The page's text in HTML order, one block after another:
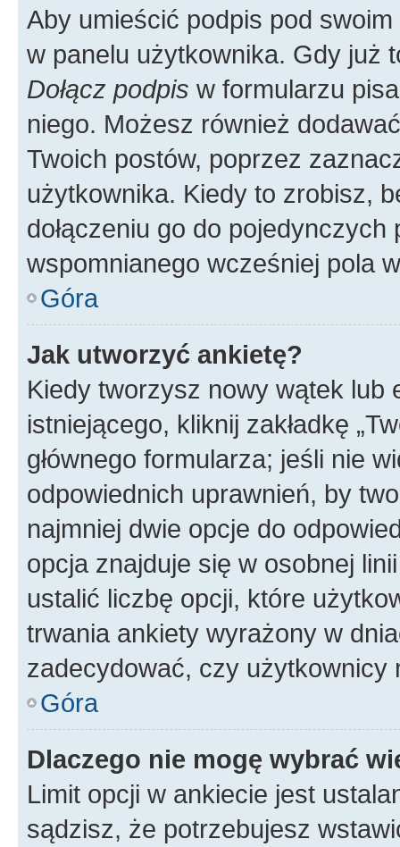
Aby umieścić podpis pod
w panelu użytkownika. Gdy już
Dołącz podpis w formularzu
niego. Możesz również
Twoich postów, poprzez
użytkownika. Kiedy to zrobisz,
dołączeniu go do
wspomnianego wcześniej pola
Góra
Jak utworzyć ankietę?
Kiedy tworzysz nowy wątek lub
istniejącego, kliknij zakładkę
głównego formularza; jeśli nie
odpowiednich uprawnień, by
najmniej dwie opcje do
opcja znajduje się w osobnej
ustalić liczbę opcji, które
trwania ankiety wyrażony w
zadecydować, czy użytkownicy
Góra
Dlaczego nie mogę wybrać
Limit opcji w ankiecie jest
sądzisz, że potrzebujesz